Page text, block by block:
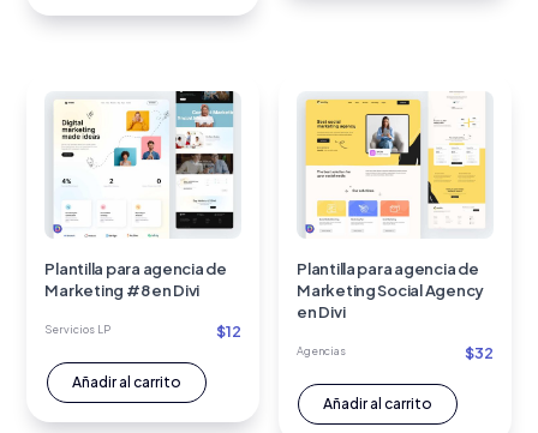
Plantilla para agencia de
Marketing #8 en Divi
Servicios LP $12
Añadir al carrito
Plantilla para agencia de
Marketing Social Agency
en Divi
Agencias $32
Añadir al carrito